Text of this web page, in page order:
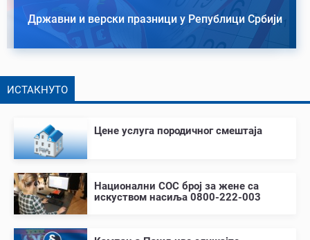
Државни и верски празници у Републици Србији
ИСТАКНУТО
Цене услуга породичног смештаја
Национални СОС број за жене са
искуством насиља 0800-222-003